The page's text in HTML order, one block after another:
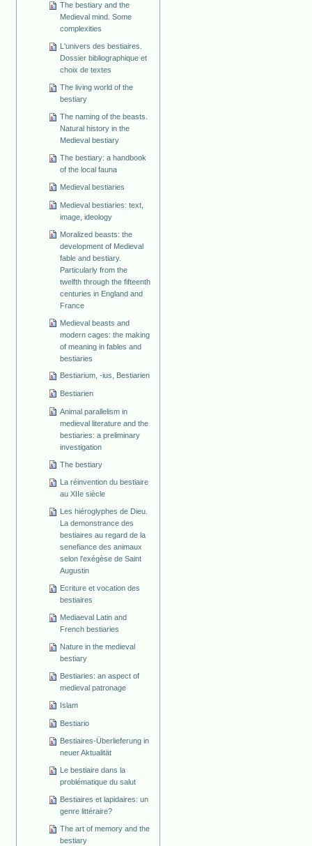
The bestiary and the
Medieval mind. Some
complexities
L'univers des bestiaires.
Dossier bibliographique et
choix de textes
The living world of the
bestiary
The naming of the beasts.
Natural history in the
Medieval bestiary
The bestiary: a handbook
of the local fauna
Medieval bestiaries
Medieval bestiaries: text,
image, ideology
Moralized beasts: the
development of Medieval
fable and bestiary.
Particularly from the
twelfth through the fifteenth
centuries in England and
France
Medieval beasts and
modern cages: the making
of meaning in fables and
bestiaries
Bestiarium, -ius, Bestiarien
Bestiarien
Animal parallelism in
medieval literature and the
bestiaries: a preliminary
investigation
The bestiary
La réinvention du bestiaire
au XIIe siècle
Les hiéroglyphes de Dieu.
La demonstrance des
bestiaires au regard de la
senefiance des animaux
selon l'exégèse de Saint
Augustin
Ecriture et vocation des
bestiaires
Mediaeval Latin and
French bestiaries
Nature in the medieval
bestiary
Bestiaries: an aspect of
medieval patronage
Islam
Bestiario
Bestiaires-Überlieferung in
neuer Aktualität
Le bestiaire dans la
problématique du salut
Bestiaires et lapidaires: un
genre littéraire?
The art of memory and the
bestiary